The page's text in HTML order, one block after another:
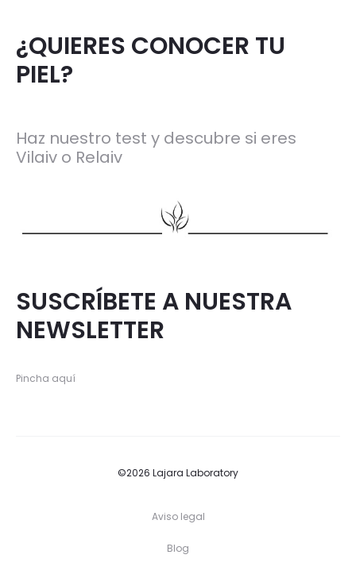
¿QUIERES CONOCER TU
PIEL?
Haz nuestro test y descubre si eres
Vilaiv o Relaiv
SUSCRÍBETE A NUESTRA
NEWSLETTER
Pincha aquí
©2026 Lajara Laboratory
Aviso legal
Blog